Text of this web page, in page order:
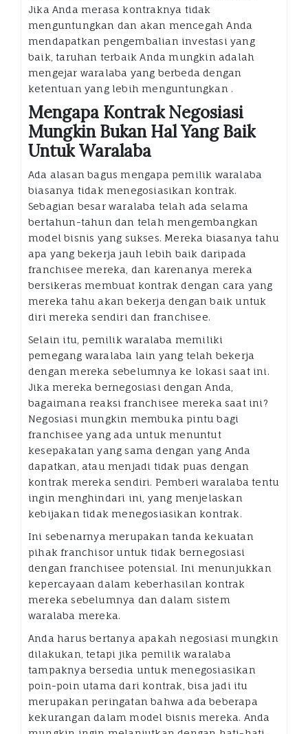
Jika Anda merasa kontraknya tidak
menguntungkan dan akan mencegah Anda
mendapatkan pengembalian investasi yang
baik, taruhan terbaik Anda mungkin adalah
mengejar waralaba yang berbeda dengan
ketentuan yang lebih menguntungkan .
Mengapa Kontrak Negosiasi
Mungkin Bukan Hal Yang Baik
Untuk Waralaba
Ada alasan bagus mengapa pemilik waralaba
biasanya tidak menegosiasikan kontrak.
Sebagian besar waralaba telah ada selama
bertahun-tahun dan telah mengembangkan
model bisnis yang sukses. Mereka biasanya tahu
apa yang bekerja jauh lebih baik daripada
franchisee mereka, dan karenanya mereka
bersikeras membuat kontrak dengan cara yang
mereka tahu akan bekerja dengan baik untuk
diri mereka sendiri dan franchisee.
Selain itu, pemilik waralaba memiliki
pemegang waralaba lain yang telah bekerja
dengan mereka sebelumnya ke lokasi saat ini.
Jika mereka bernegosiasi dengan Anda,
bagaimana reaksi franchisee mereka saat ini?
Negosiasi mungkin membuka pintu bagi
franchisee yang ada untuk menuntut
kesepakatan yang sama dengan yang Anda
dapatkan, atau menjadi tidak puas dengan
kontrak mereka sendiri. Pemberi waralaba tentu
ingin menghindari ini, yang menjelaskan
kebijakan tidak menegosiasikan kontrak.
Ini sebenarnya merupakan tanda kekuatan
pihak franchisor untuk tidak bernegosiasi
dengan franchisee potensial. Ini menunjukkan
kepercayaan dalam keberhasilan kontrak
mereka sebelumnya dan dalam sistem
waralaba mereka.
Anda harus bertanya apakah negosiasi mungkin
dilakukan, tetapi jika pemilik waralaba
tampaknya bersedia untuk menegosiasikan
poin-poin utama dari kontrak, bisa jadi itu
merupakan peringatan bahwa ada beberapa
kekurangan dalam model bisnis mereka. Anda